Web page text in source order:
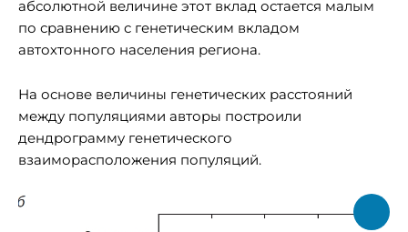
абсолютной величине этот вклад остается малым
по сравнению с генетическим вкладом
автохтонного населения региона.
На основе величины генетических расстояний
между популяциями авторы построили
дендрограмму генетического
взаиморасположения популяций.